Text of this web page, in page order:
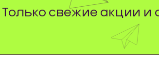
Только свежие акции и